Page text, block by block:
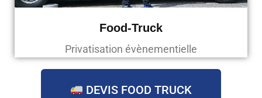
Food-Truck
Privatisation évènementielle
DEVIS FOOD TRUCK